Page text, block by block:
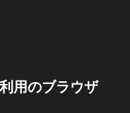
用のブラウザ